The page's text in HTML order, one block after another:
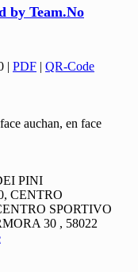
by Team.No
| PDF | QR-Code
auchan, en face
PINI
CENTRO
SPORTIVO
30 , 58022